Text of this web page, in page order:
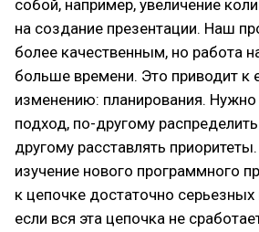
собой, например, увеличение
на создание презентации. Наш
более качественным, но работа
больше времени. Это приводит к
изменению: планирования. Нужно
подход, по-другому
другому расставлять
изучение нового программного
к цепочке достаточно
если вся эта цепочка не